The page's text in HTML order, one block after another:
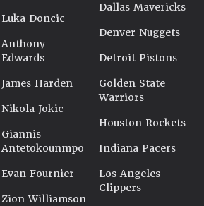
Luka Doncic
Anthony
Edwards
James Harden
Nikola Jokic
Giannis
Antetokounmpo
Evan Fournier
Zion Williamson
Dallas Mavericks
Denver Nuggets
Detroit Pistons
Golden State
Warriors
Houston Rockets
Indiana Pacers
Los Angeles
Clippers